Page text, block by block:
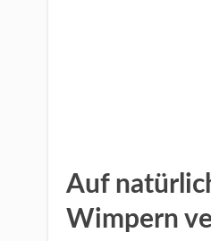
Auf
Wimpern